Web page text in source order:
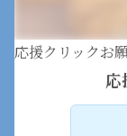
応援クリックお
応